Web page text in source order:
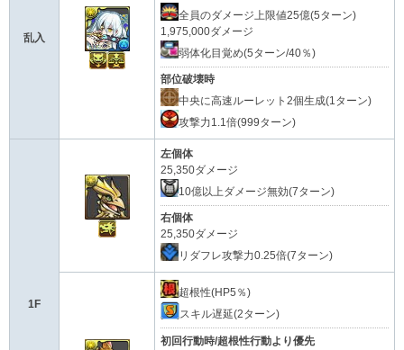
乱入
全員のダメージ上限値25億(5ターン)
1,975,000ダメージ
弱体化目覚め(5ターン/40％)
部位破壊時
中央に高速ルーレット2個生成(1ターン)
攻撃力1.1倍(999ターン)
1F
左個体
25,350ダメージ
10億以上ダメージ無効(7ターン)
右個体
25,350ダメージ
リダフレ攻撃力0.25倍(7ターン)
超根性(HP5％)
スキル遅延(2ターン)
初回行動時/超根性行動より優先